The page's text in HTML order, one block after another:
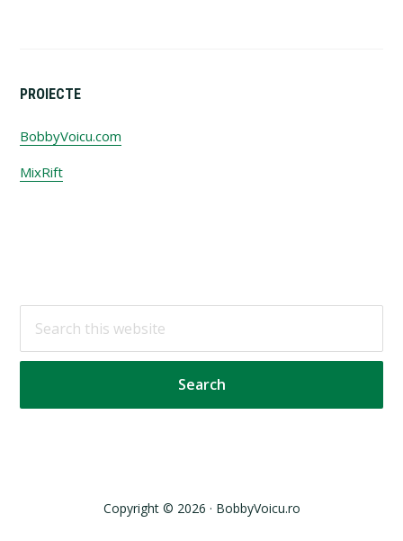
PROIECTE
BobbyVoicu.com
MixRift
Footer
this
website
Copyright © 2026 · BobbyVoicu.ro